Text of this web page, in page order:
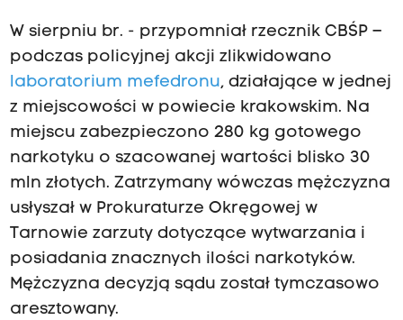
W sierpniu br. - przypomniał rzecznik CBŚP –
podczas policyjnej akcji zlikwidowano
laboratorium mefedronu, działające w jednej
z miejscowości w powiecie krakowskim. Na
miejscu zabezpieczono 280 kg gotowego
narkotyku o szacowanej wartości blisko 30
mln złotych. Zatrzymany wówczas mężczyzna
usłyszał w Prokuraturze Okręgowej w
Tarnowie zarzuty dotyczące wytwarzania i
posiadania znacznych ilości narkotyków.
Mężczyzna decyzją sądu został tymczasowo
aresztowany.